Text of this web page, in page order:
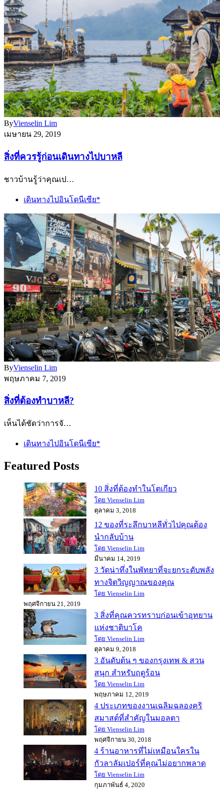
ByVienselin Lim
เมษายน 29, 2019
สิ่งที่ควรรู้ก่อนเดินทางไปบาหลี
ชาวบ้านรู้ว่าคุณเป…
เดินทางไปอินโดนีเซีย*
ByVienselin Lim
พฤษภาคม 7, 2019
สิ่งที่ต้องทำบาหลี?
เห็นได้ชัดว่าการจั…
เดินทางไปอินโดนีเซีย*
Featured Posts
10 สิ่งที่ต้องทำในโตเกียว
โดย Vienselin Lim
ตุลาคม 3, 2018
12 ของที่ระลึกบาหลีทั่วไปคุณต้อง
นำกลับบ้าน
โดย Vienselin Lim
มีนาคม 14, 2019
3 วัดน่าทึ่งในพัทยาที่จะยกระดับพลัง
ทางจิตวิญญาณของคุณ
โดย Vienselin Lim
พฤศจิกายน 21, 2019
3 สิ่งที่คุณควรทราบก่อนเข้าอุทยาน
แห่งชาติบาโค
โดย Vienselin Lim
ตุลาคม 9, 2018
3 อันดับต้น ๆ ของกรุงเทพ & สวน
สนุก สำหรับฤดูร้อน
โดย Vienselin Lim
พฤษภาคม 12, 2019
4 ประเภทของงานเฉลิมฉลองคริ
สมาสต์ที่สำคัญในมอลตา
โดย Vienselin Lim
พฤศจิกายน 30, 2018
4 ร้านอาหารที่ไม่เหมือนใครใน
กัวลาลัมเปอร์ที่คุณไม่อยากพลาด
โดย Vienselin Lim
กุมภาพันธ์ 4, 2020